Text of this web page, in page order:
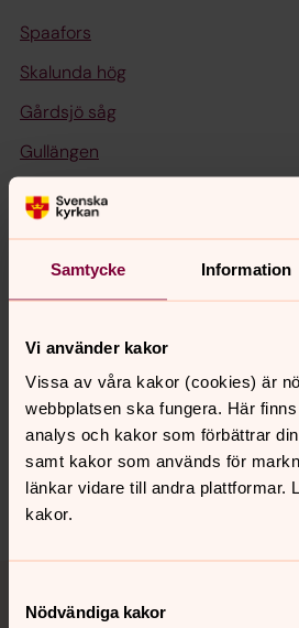
Samtycke Information
Vi använder kakor
Vissa av våra kakor (cookies) är
webbplatsen ska fungera. Här
analys och kakor som förbättrar
samt kakor som används för
länkar vidare till andra plattformar.
kakor.
Nödvändiga kakor
Spaafors
Skalunda hög
Gårdsjö såg
Gullängen
Lövåsens såg
Senast ändrad 26 juni 2020
Synpunkter eller frågor
innehåll?
skara.stift@svenskakyrkan.se
Dela
Tillbaka till toppen
Tillbaka till innehållet